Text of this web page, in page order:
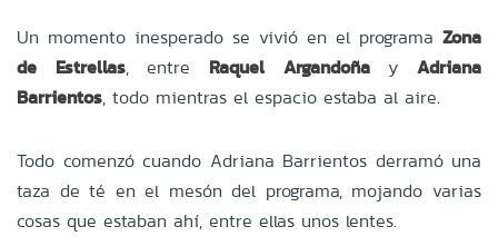
Un momento inesperado se vivió en el programa Zona
de Estrellas, entre Raquel Argandoña y
Adriana
Barrientos, todo mientras el espacio estaba al aire.
Todo comenzó cuando Adriana Barrientos derramó una
taza de té en el mesón del programa, mojando varias
cosas que estaban ahí, entre ellas unos lentes.